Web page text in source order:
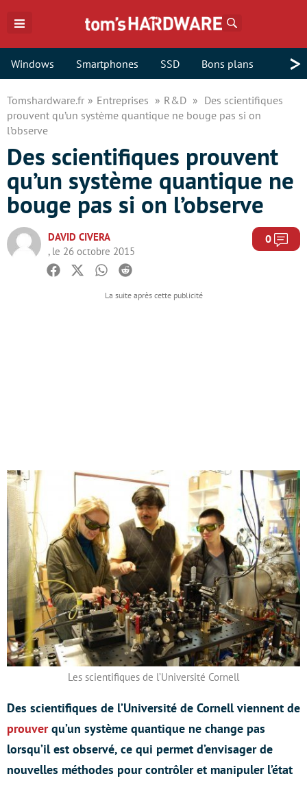
Windows Smartphones SSD Bons plans >
Tomshardware.fr Entreprises R&D
Des scientifiques
prouvent qu’un système quantique ne bouge pas si on
l’observe
Des scientifiques prouvent
qu’un système quantique ne
bouge pas si on l’observe
DAVID CIVERA
, le 26 octobre 2015
0
Facebook
TwitterWhatsapp
Reddit
Les scientifiques de l’Université Cornell
Des scientifiques de l’Université de Cornell viennent de
prouverqu’un système quantique ne change pas
lorsqu’il est observé, ce qui permet d’envisager de
nouvelles méthodes pour contrôler et manipuler l’état